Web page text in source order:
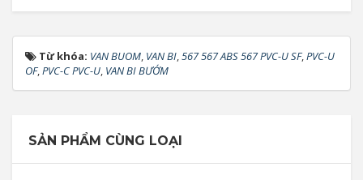
Từ khóa: VAN BUOM, VAN BI,567 567 ABS 567 PVC-U SF,PVC-U
OF,PVC-C PVC-U, VAN BI BƯỚM
SẢN PHẨM CÙNG LOẠI